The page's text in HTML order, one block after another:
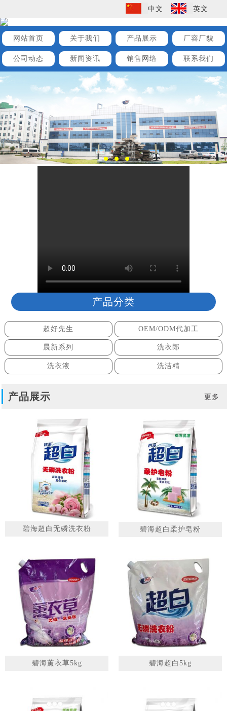
中文 英文
网站首页 关于我们 产品展示 厂容厂貌
公司动态 新闻资讯 销售网络 联系我们
产品分类
超好先生 OEM/ODM代加工
晨新系列 洗衣郎
洗衣液 洗洁精
产品展示 更多
碧海超白无磷洗衣粉 碧海超白柔护皂粉
碧海薰衣草5kg 碧海超白5kg